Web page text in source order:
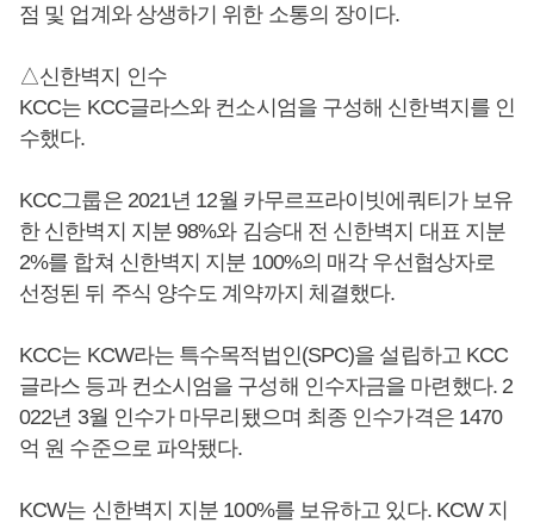
점 및 업계와 상생하기 위한 소통의 장이다.
△신한벽지 인수
KCC는 KCC글라스와 컨소시엄을 구성해 신한벽지를 인
수했다.
KCC그룹은 2021년 12월 카무르프라이빗에쿼티가 보유
한 신한벽지 지분 98%와 김승대 전 신한벽지 대표 지분
2%를 합쳐 신한벽지 지분 100%의 매각 우선협상자로
선정된 뒤 주식 양수도 계약까지 체결했다.
KCC는 KCW라는 특수목적법인(SPC)을 설립하고 KCC
글라스 등과 컨소시엄을 구성해 인수자금을 마련했다. 2
022년 3월 인수가 마무리됐으며 최종 인수가격은 1470
억 원 수준으로 파악됐다.
KCW는 신한벽지 지분 100%를 보유하고 있다. KCW 지